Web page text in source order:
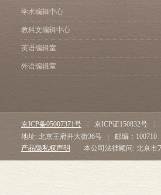
学术编辑中心
教科文编辑中心
英语编辑室
外语编辑室
京ICP备05007371号 京ICP证150832号
地址: 北京王府井大街36号
邮编：100710
产品隐私权声明
本公司法律顾问: 北京市